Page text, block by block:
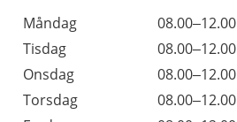
Måndag
08.00–12.00
Tisdag
08.00–12.00
Onsdag
08.00–12.00
Torsdag
08.00–12.00